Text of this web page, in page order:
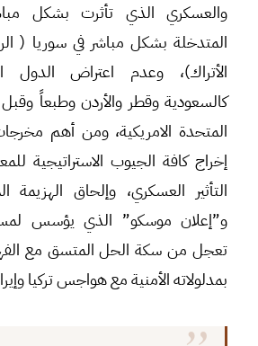
والعسكري الذي تأثرت بشكل
المتدخلة بشكل مباشر في سوريا (
الأتراك)، وعدم اعتراض الدول
كالسعودية وقطر والأردن وطبعاً
المتحدة الامريكية، ومن أهم
إخراج كافة الجيوب الاستراتيجية
التأثير العسكري، وإلحاق
و”إعلان موسكو” الذي يؤسس
تعجل من سكة الحل المتسق مع
بمدلولاته الأمنية مع هواجس تركيا